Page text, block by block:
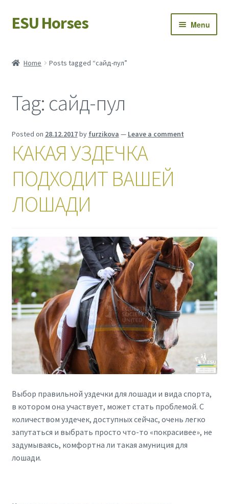
Skip
to
Skip
to
ESU Horses Menu
Save Horses
My account
Home Posts tagged “сайд-пул”
Tag: сайд-пул
Posted on 28.12.2017by furzikova — Leave a comment
КАКАЯ УЗДЕЧКА
ПОДХОДИТ ВАШЕЙ
ЛОШАДИ
Выбор правильной уздечки для лошади и вида спорта,
в котором она участвует, может стать проблемой. С
количеством уздечек, доступных сейчас, очень легко
запутаться и выбрать просто что-то «покрасивее», не
задумываясь, комфортна ли такая амуниция для
лошади.